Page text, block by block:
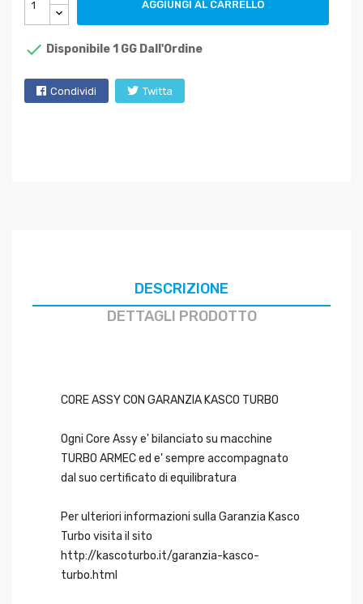
AGGIUNGI AL CARRELLO
 Disponibile 1 GG Dall'Ordine
Condividi Twitta
DESCRIZIONE
DETTAGLI PRODOTTO
CORE ASSY CON GARANZIA KASCO TURBO
Ogni Core Assy e' bilanciato su macchine
TURBO ARMEC ed e' sempre accompagnato
dal suo certificato di equilibratura
Per ulteriori informazioni sulla Garanzia Kasco
Turbo visita il sito
http://kascoturbo.it/garanzia-kasco-
turbo.html